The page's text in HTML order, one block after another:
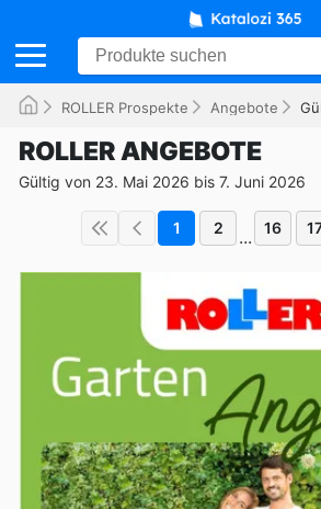
ROLLER Prospekte Angebote
ROLLER ANGEBOTE
Gültig von 23. Mai 2026 bis 7. Juni 2026
1 2 ... 16